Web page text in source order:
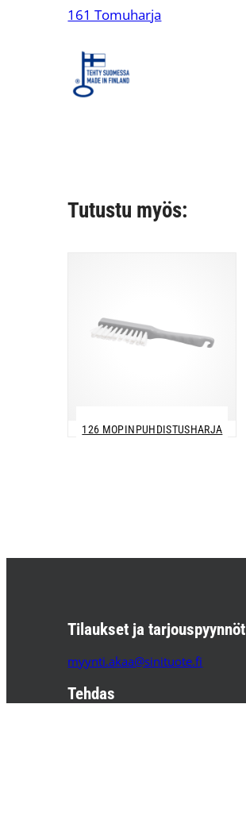
161 Tomuharja
Tutustu myös:
126 MOPINPUHDISTUSHARJA
Tilaukset ja tarjouspyynnöt
myynti.akaa@sinituote.fi
Tehdas